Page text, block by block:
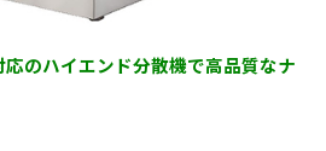
のハイエンド分散機で高品質なナ